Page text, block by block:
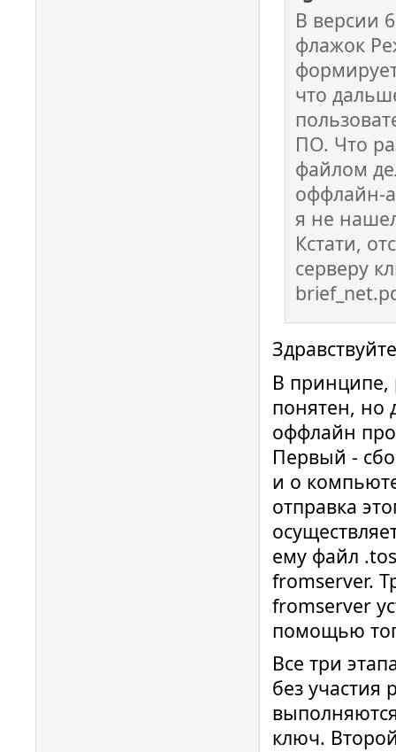
В версии
флажок
что
ПО. Что
файлом
оффлайн-
я не
Кстати,
серверу
В принципе,
понятен, но
оффлайн
Первый -
и о
отправка
ему файл
fromserver.
fromserver
помощью
Все три
без участия
ключ.